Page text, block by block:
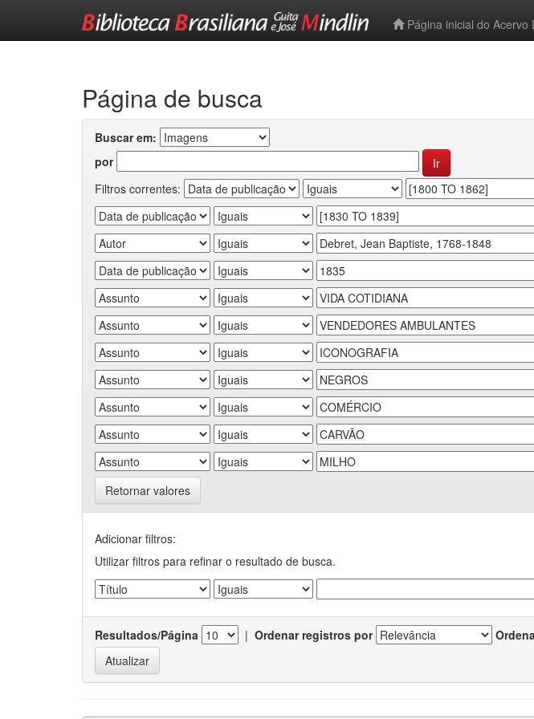
Página inicial do Acervo
Página de busca
Buscar em:
por
Filtros correntes:
Retornar valores
Adicionar filtros:
Utilizar filtros para refinar o resultado de busca.
Resultados/Página | Ordenar registros por